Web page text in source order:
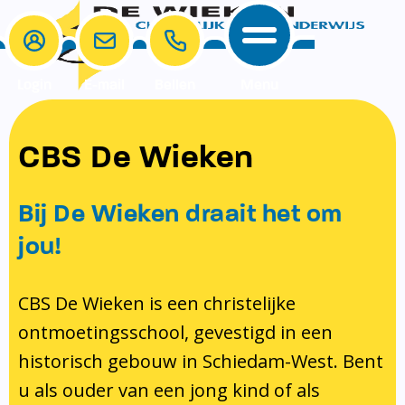
School
School
Onze visie rondom christelijke
identiteit
Pedagogisch klimaat en veiligheid
Bibliotheek
Ondersteuning
Ouders
MR & GMR
Aanmelden nieuwe leerling
Verlof aanvragen
Bibliotheek op school
Te weinig geld?
Contact
E-mail
CBS De Wieken
Bij De Wieken draait het om
jou!
CBS De Wieken is een christelijke
ontmoetingsschool, gevestigd in een
historisch gebouw in Schiedam-West. Bent
u als ouder van een jong kind of als